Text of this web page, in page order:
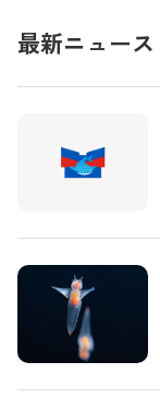
最新ニュース